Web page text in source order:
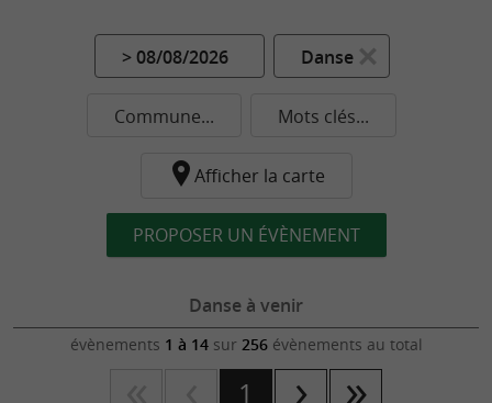
> 08/08/2026 Danse
Commune... Mots clés...
Afficher la carte
PROPOSER UN ÉVÈNEMENT
Danse à venir
évènements 1 à 14sur 256évènements au total
1